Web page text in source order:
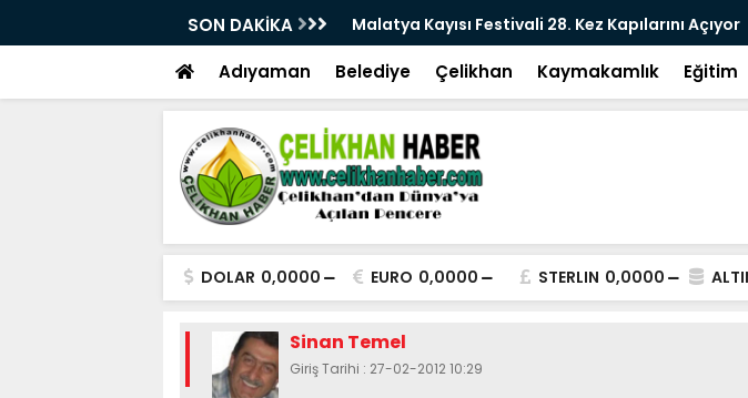
SON DAKİKA
Kez Kapılarını Açıyor Vesayetten Siyasete: DEM Parti’nin Tarihi Sınavı
Adıyaman Belediye Çelikhan Kaymakamlık Eğitim
DOLAR 0,0000 EURO 0,0000 STERLIN 0,0000
Sinan Temel
Giriş Tarihi : 27-02-2012 10:29